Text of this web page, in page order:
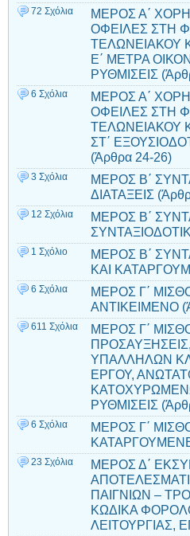
72 Σχόλια
ΜΕΡΟΣ Α΄
ΟΦΕΙΛΕΣ ΣΤΗ
ΤΕΛΩΝΕΙΑΚΟΥ
Ε΄ ΜΕΤΡΑ
ΡΥΘΜΙΣΕΙΣ
6 Σχόλια
ΜΕΡΟΣ Α΄
ΟΦΕΙΛΕΣ ΣΤΗ
ΤΕΛΩΝΕΙΑΚΟΥ
ΣΤ΄
(Άρθρα 24-26)
3 Σχόλια
ΜΕΡΟΣ Β΄
ΔΙΑΤΑΞΕΙΣ
12 Σχόλια
ΜΕΡΟΣ Β΄
1 Σχόλιο
ΜΕΡΟΣ Β΄
ΚΑΙ
6 Σχόλια
ΜΕΡΟΣ Γ΄
ΑΝΤΙΚΕΙΜΕΝΟ
611 Σχόλια
ΜΕΡΟΣ Γ΄
ΥΠΑΛΛΗΛΩΝ
ΕΡΓΟΥ,
ΡΥΘΜΙΣΕΙΣ
6 Σχόλια
ΜΕΡΟΣ Γ΄
23 Σχόλια
ΜΕΡΟΣ Δ΄
ΠΑΙΓΝΙΩΝ –
ΚΩΔΙΚΑ
ΛΕΙΤΟΥΡΓΙΑΣ,